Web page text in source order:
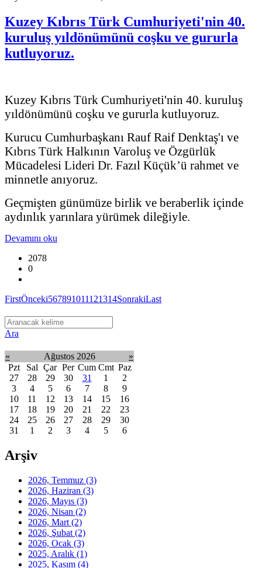
Kuzey Kıbrıs Türk Cumhuriyeti'nin 40.
kuruluş yıldönümünü coşku ve gururla
kutluyoruz.
Kuzey Kıbrıs Türk Cumhuriyeti'nin 40. kuruluş
yıldönümünü coşku ve gururla kutluyoruz.
Kurucu Cumhurbaşkanı Rauf Raif Denktaş'ı ve
Kıbrıs Türk Halkının Varoluş ve Özgürlük
Mücadelesi Lideri Dr. Fazıl Küçük’ü rahmet ve
minnetle anıyoruz.
Geçmişten günümüze birlik ve beraberlik içinde
aydınlık yarınlara yürümek dileğiyle.
Devamını oku
2078
0
FirstÖnceki567891011121314SonrakiLast
Ara
« Ağustos 2026
»
Pzt
Sal Çar Per Cum Cmt Paz
27
28 29 30 31 1
2
3
4 5 6 7 8
9
10
11 12 13 14 15
16
17
18 19 20 21 22
23
24
25 26 27 28 29
30
31
1 2 3 4 5 6
Arşiv
2026, Temmuz (3)
2026, Haziran (3)
2026, Mayıs (3)
2026, Nisan (2)
2026, Mart (2)
2026, Şubat (2)
2026, Ocak (3)
2025, Aralık (1)
2025, Kasım (4)